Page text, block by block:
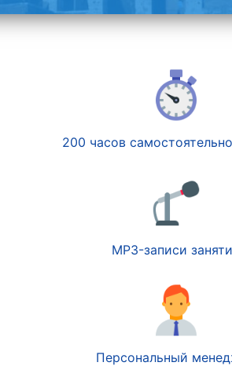
200 часов
MP3-записи
Персональный